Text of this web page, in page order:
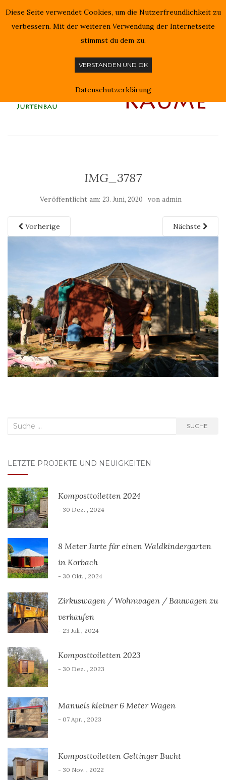
NAVIGATION EIN-/AUSSCHALTEN
IMG_3787
Veröffentlicht am: 23. Juni, 2020 von admin
Vorherige Nächste
Suche
SUCHE
LETZTE PROJEKTE UND NEUIGKEITEN
Komposttoiletten 2024
- 30 Dez. , 2024
8 Meter Jurte für einen Waldkindergarten
in Korbach
- 30 Okt. , 2024
Zirkuswagen / Wohnwagen / Bauwagen zu
verkaufen
- 23 Juli , 2024
Komposttoiletten 2023
- 30 Dez. , 2023
Manuels kleiner 6 Meter Wagen
- 07 Apr. , 2023
Komposttoiletten Geltinger Bucht
- 30 Nov. , 2022
Diese Seite verwendet Cookies, um die Nutzerfreundlichkeit zu
verbessern. Mit der weiteren Verwendung der Internetseite
stimmst du dem zu.
VERSTANDEN UND OK
Datenschutzerklärung